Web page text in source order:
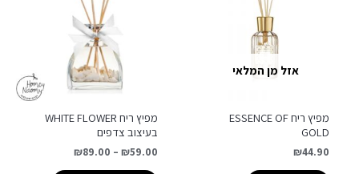
אזל מן המלאי
מפיץ ריח ESSENCE OF
GOLD
₪44.90
מפיץ ריח WHITE FLOWER
בעיצוב צדפים
₪59.00
–
₪89.00